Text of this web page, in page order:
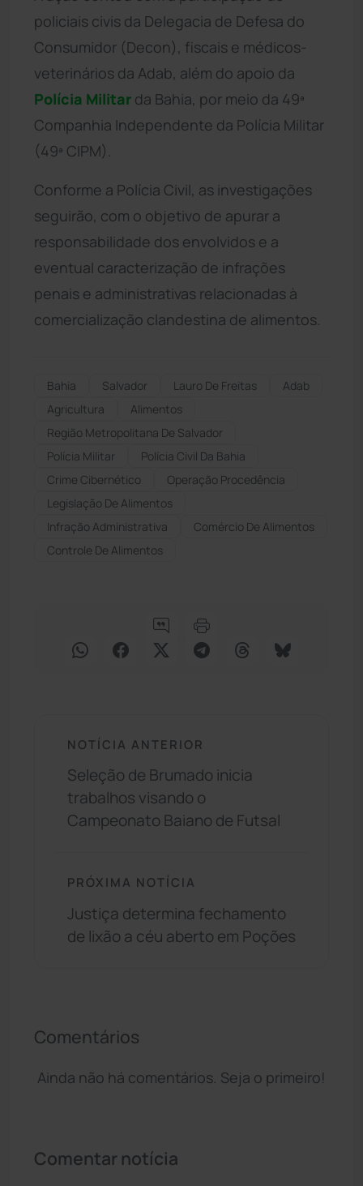
policiais civis da Delegacia de Defesa do
Consumidor (Decon), fiscais e médicos-
veterinários da Adab, além do apoio da
Polícia Militar da Bahia, por meio da 49ª
Companhia Independente da Polícia Militar
(49ª CIPM).
Conforme a Polícia Civil, as investigações
seguirão, com o objetivo de apurar a
responsabilidade dos envolvidos e a
eventual caracterização de infrações
penais e administrativas relacionadas à
comercialização clandestina de alimentos.
Bahia Salvador Lauro De Freitas
Adab
Agricultura
Alimentos
Região Metropolitana De Salvador
Polícia Militar
Polícia Civil Da Bahia
Crime Cibernético
Operação Procedência
Legislação De Alimentos
Infração Administrativa
Comércio De Alimentos
Controle De Alimentos
NOTÍCIA ANTERIOR
Seleção de Brumado inicia
trabalhos visando o
Campeonato Baiano de Futsal
PRÓXIMA NOTÍCIA
Justiça determina fechamento
de lixão a céu aberto em Poções
Comentários
Ainda não há comentários. Seja o primeiro!
Comentar notícia